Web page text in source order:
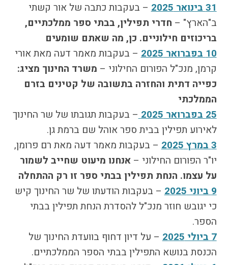
31 בינואר 2025
– בעקבות כתבה של אור קשתי
ב"הארץ" – חדרי תפילין, בבתי ספר ממלכתיים,
בריכוזים חילוניים. כן, מה שאתם שומעים
10 בפברואר 2025
– בעקבות מאמר דעה מאת אורי
קרמן, מנכ"ל הפורום החילוני – משרד החינוך מציג:
כפייה דתית והחזרה בתשובה של קטינים בזרם
הממלכתי
25 בפברואר 2025
– בעקבות תגובתו של שר החינוך
לאירוע תפילין בבית ספר אוהל שם ברמת גן.
3 במרץ 2025
– בעקבות מאמר דעה מאת רם פרומן,
יו"ר הפורום החילוני –אנחנו מיעוט שחייב לשמור
על עצמו. הנחת תפילין בבתי ספר זו רק ההתחלה
9 ביוני 2025
– בעקבות הודעתו של שר החינוך קיש
כי יגובש חוזר מנכ"ל להסדרת הנחת תפילין בבתי
הספר.
7 ביולי 2025
– על דיון דחוף בוועדת החינוך של
הכנסת בנושא התפילין בבתי הספר הממלכתיים.